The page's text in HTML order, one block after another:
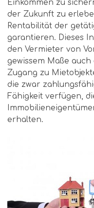
Einkommen zu
der Zukunft zu
Rentabilität der
garantieren. Dieses
den Vermieter von
gewissem Maße
Zugang zu
die zwar
Fähigkeit verfügen,
erhalten.